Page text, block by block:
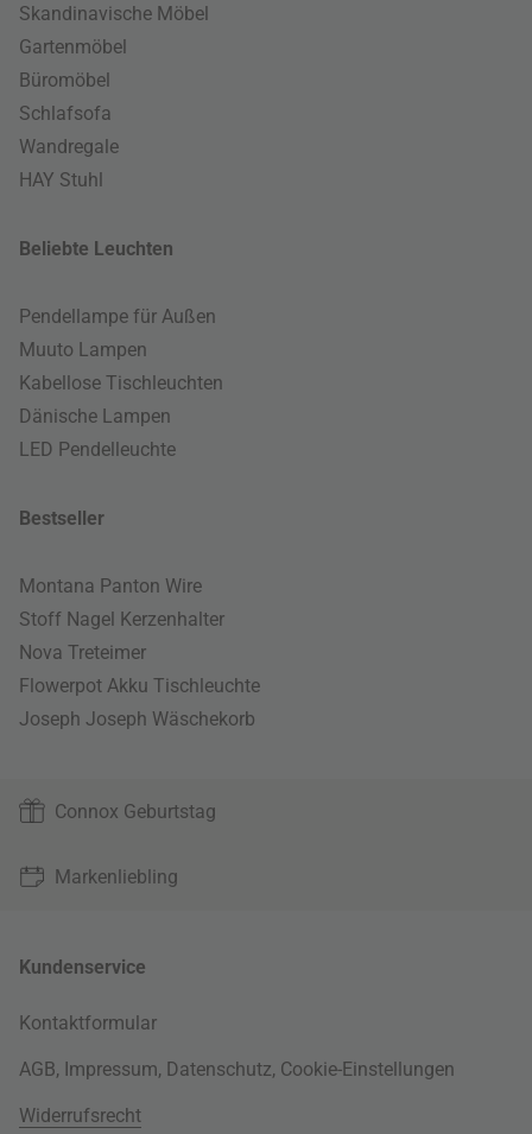
Skandinavische Möbel
Gartenmöbel
Büromöbel
Schlafsofa
Wandregale
HAY Stuhl
Beliebte Leuchten
Pendellampe für Außen
Muuto Lampen
Kabellose Tischleuchten
Dänische Lampen
LED Pendelleuchte
Bestseller
Montana Panton Wire
Stoff Nagel Kerzenhalter
Nova Treteimer
Flowerpot Akku Tischleuchte
Joseph Joseph Wäschekorb
Connox Geburtstag
Markenliebling
Kundenservice
Kontaktformular
AGB, Impressum, Datenschutz, Cookie-Einstellungen
Widerrufsrecht